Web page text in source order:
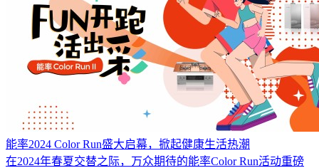
能率2024 Color Run盛大启幕，掀起健康生活热潮
在2024年春夏交替之际，万众期待的能率Color Run活动重磅